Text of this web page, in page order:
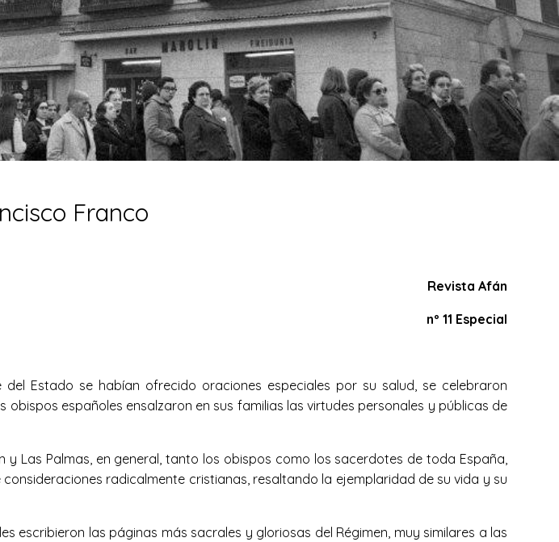
Franco
Revista Afán
nº 11 Especial
Estado se habían ofrecido oraciones especiales por su salud, se celebraron
españoles ensalzaron en sus familias las virtudes personales y públicas de
Las Palmas, en general, tanto los obispos como los sacerdotes de toda España,
radicalmente cristianas, resaltando la ejemplaridad de su vida y su
las páginas más sacrales y gloriosas del Régimen, muy similares a las